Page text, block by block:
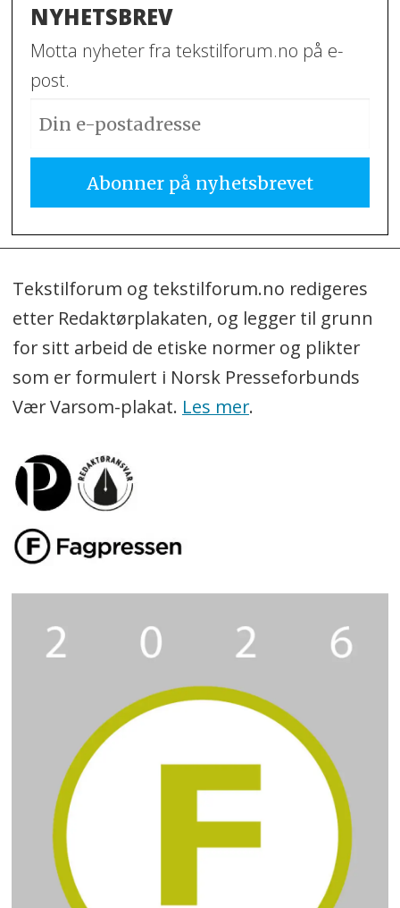
NYHETSBREV
Motta nyheter fra tekstilforum.no på e-
post.
Tekstilforum og tekstilforum.no redigeres
etter Redaktørplakaten, og legger til grunn
for sitt arbeid de etiske normer og plikter
som er formulert i Norsk Presseforbunds
Vær Varsom-plakat. Les mer.